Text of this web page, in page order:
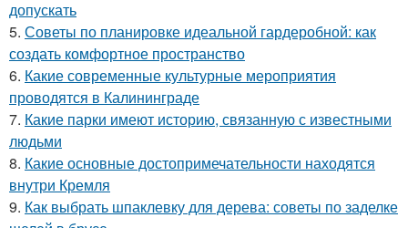
допускать
5. Советы по планировке идеальной гардеробной: как
создать комфортное пространство
6. Какие современные культурные мероприятия
проводятся в Калининграде
7. Какие парки имеют историю, связанную с известными
людьми
8. Какие основные достопримечательности находятся
внутри Кремля
9. Как выбрать шпаклевку для дерева: советы по заделке